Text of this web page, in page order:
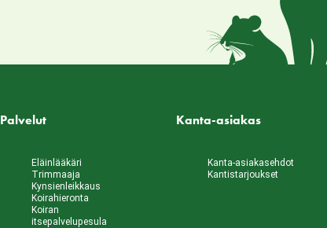
Palvelut
Eläinlääkäri
Trimmaaja
Kynsienleikkaus
Koirahieronta
Koiran
itsepalvelupesula
Kanta-asiakas
Kanta-asiakasehdot
Kantistarjoukset